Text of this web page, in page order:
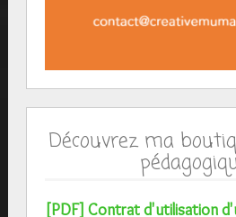
Découvrez ma
[PDF] Contrat d'utilisation